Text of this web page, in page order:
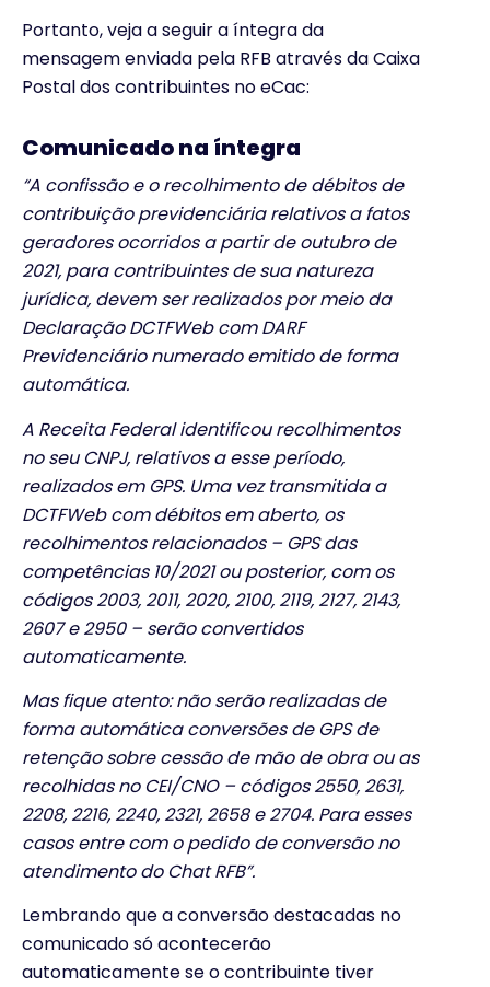
Portanto, vejaa seguir a íntegra da
mensagem enviada pela RFB através da Caixa
Postal dos contribuintes no eCac:
Comunicado na íntegra
“A confissão e o recolhimento de débitos de
contribuição previdenciária relativos a fatos
geradores ocorridos a partir de outubro de
2021, para contribuintes de sua natureza
jurídica, devem ser realizados por meio da
Declaração DCTFWeb com DARF
Previdenciário numerado emitido de forma
automática.
A Receita Federal identificou recolhimentos
no seu CNPJ, relativos a esse período,
realizados em GPS. Uma vez transmitida a
DCTFWeb com débitos em aberto, os
recolhimentos relacionados – GPS das
competências 10/2021 ou posterior, com os
códigos 2003, 2011, 2020, 2100, 2119, 2127, 2143,
2607 e 2950 – serão convertidos
automaticamente.
Mas fique atento: não serão realizadas de
forma automática conversões de GPS de
retenção sobre cessão de mão de obra ou as
recolhidas no CEI/CNO – códigos 2550, 2631,
2208, 2216, 2240, 2321, 2658 e 2704. Para esses
casos entre com o pedido de conversão no
atendimento do Chat RFB”.
Lembrando que a conversão destacadas no
comunicado só acontecerão
automaticamente se o contribuinte tiver